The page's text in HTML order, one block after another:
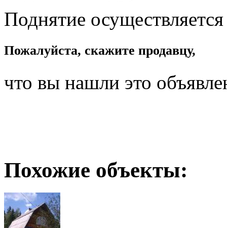
Поднятие
Пожалуйста, скажите продавцу,
что вы нашли это
Похожие объекты: